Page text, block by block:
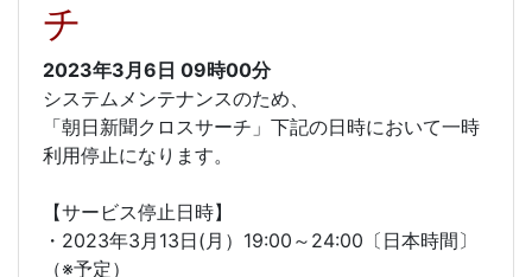
チ
2023年3月6日 09時00分
システムメンテナンスのため、
「朝日新聞クロスサーチ」下記の日時において一時
利用停止になります。
【サービス停止日時】
・2023年3月13日(月）19:00～24:00〔日本時間〕
（※予定）